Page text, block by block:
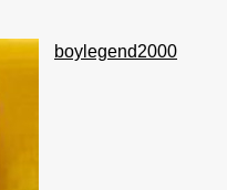
boylegend2000